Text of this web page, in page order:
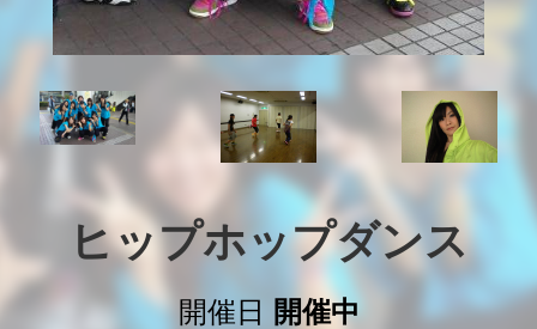
ヒップホップダンス
開催日
開催中